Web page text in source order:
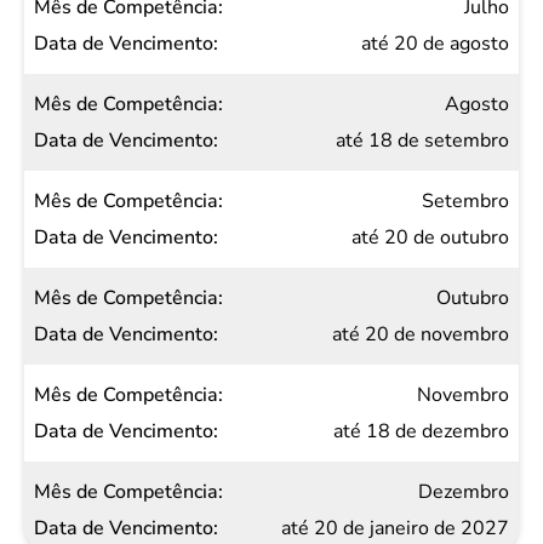
Julho
até 20 de agosto
Agosto
até 18 de setembro
Setembro
até 20 de outubro
Outubro
até 20 de novembro
Novembro
até 18 de dezembro
Dezembro
até 20 de janeiro de 2027